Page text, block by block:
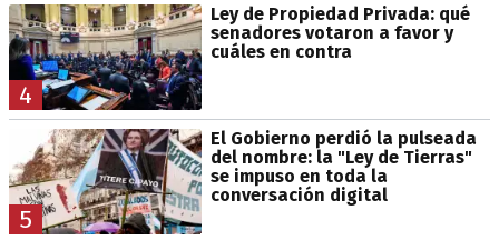
4
Ley de Propiedad Privada: qué
senadores votaron a favor y
cuáles en contra
5
El Gobierno perdió la pulseada
del nombre: la "Ley de Tierras"
se impuso en toda la
conversación digital